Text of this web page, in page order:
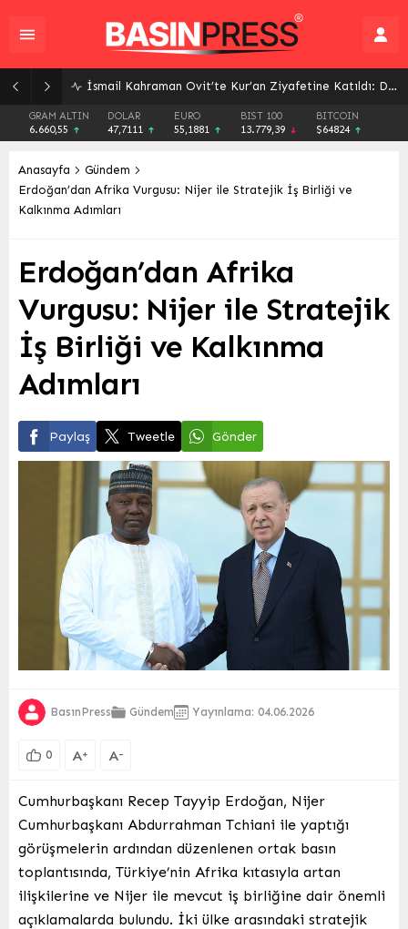
İsmail Kahraman Ovit’te Kur’an Ziyafetine Katıldı: Dualarla Sona Erdi
GRAM ALTIN
6.660,55
DOLAR
47,7111
EURO
55,1881
BIST 100
13.779,39
BITCOIN
$64824
Anasayfa
Gündem
Erdoğan’dan Afrika Vurgusu: Nijer ile Stratejik İş Birliği ve
Kalkınma Adımları
Erdoğan’dan Afrika
Vurgusu: Nijer ile Stratejik
İş Birliği ve Kalkınma
Adımları
Paylaş Tweetle Gönder
BasınPress Gündem Yayınlama: 04.06.2026
0 A+ A-
Cumhurbaşkanı Recep Tayyip Erdoğan, Nijer
Cumhurbaşkanı Abdurrahman Tchiani ile yaptığı
görüşmelerin ardından düzenlenen ortak basın
toplantısında, Türkiye’nin Afrika kıtasıyla artan
ilişkilerine ve Nijer ile mevcut iş birliğine dair önemli
açıklamalarda bulundu. İki ülke arasındaki stratejik